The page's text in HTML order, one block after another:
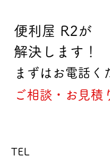
便利屋 R2が
解決します！
まずはお電話く
ご相談・お見積
TEL